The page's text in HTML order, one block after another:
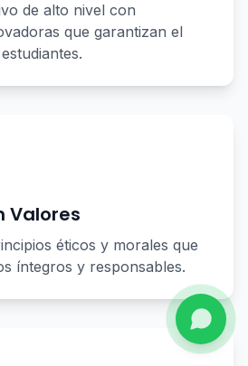
de alto nivel con
que garantizan el
Valores
éticos y morales que
íntegros y responsables.